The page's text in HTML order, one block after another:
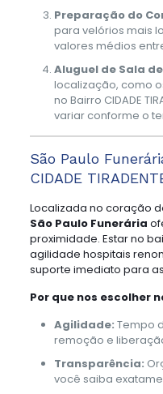
Preparação do
para velórios mais
valores médios
Aluguel de Sala
localização, como
no Bairro CIDADE
variar conforme o
São Paulo
CIDADE
Localizada no coração do
São Paulo Funerária
proximidade. Estar no
agilidade hospitais
suporte imediato para
Por que nos escolher
Agilidade: Tempo
remoção e
Transparência:
você saiba